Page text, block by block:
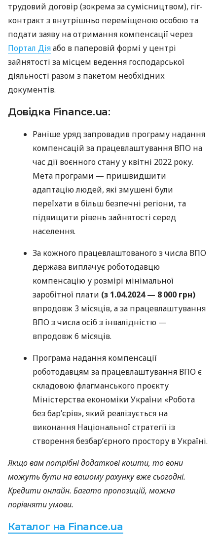
трудовий договір (зокрема за сумісництвом), гіг-
контракт з внутрішньо переміщеною особою та
подати заяву на отримання компенсації через
Портал Діяабо в паперовій формі у центрі
зайнятості за місцем ведення господарської
діяльності разом з пакетом необхідних
документів.
Довідка Finance.ua:
Раніше уряд запровадив програму надання
компенсацій за працевлаштування ВПО на
час дії воєнного стану у квітні 2022 року.
Мета програми — пришвидшити
адаптацію людей, які змушені були
переїхати в більш безпечні регіони, та
підвищити рівень зайнятості серед
населення.
За кожного працевлаштованого з числа ВПО
держава виплачує роботодавцю
компенсацію у розмірі мінімальної
заробітної плати (з 1.04.2024 — 8 000 грн)
впродовж 3 місяців, а за працевлаштування
ВПО з числа осіб з інвалідністю —
впродовж 6 місяців.
Програма надання компенсації
роботодавцям за працевлаштування ВПО є
складовою флагманського проєкту
Міністерства економіки України «Робота
без бар’єрів», який реалізується на
виконання Національної стратегії із
створення безбар’єрного простору в Україні.
Якщо вам потрібні додаткові кошти, то вони
можуть бути на вашому рахунку вже сьогодні.
Кредити онлайн. Багато пропозицій, можна
порівняти умови.
Каталог на Finance.ua